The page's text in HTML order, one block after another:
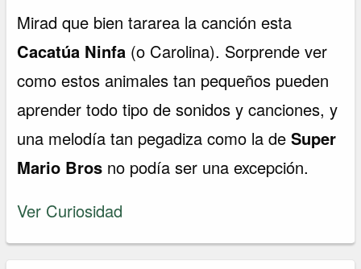
Mirad que bien tararea la canción esta
Cacatúa Ninfa (o Carolina). Sorprende ver
como estos animales tan pequeños pueden
aprender todo tipo de sonidos y canciones, y
una melodía tan pegadiza como la deSuper
Mario Bros no podía ser una excepción.
Ver Curiosidad